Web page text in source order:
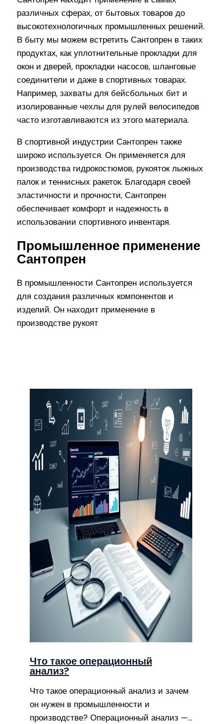
различных сферах, от бытовых товаров до
высокотехнологичных промышленных решений.
В быту мы можем встретить Сантопрен в таких
продуктах, как уплотнительные прокладки для
окон и дверей, прокладки насосов, шланговые
соединители и даже в спортивных товарах.
Например, захваты для бейсбольных бит и
изолированные чехлы для рулей велосипедов
часто изготавливаются из этого материала.
В спортивной индустрии Сантопрен также
широко используется. Он применяется для
производства гидрокостюмов, рукояток лыжных
палок и теннисных ракеток. Благодаря своей
эластичности и прочности, Сантопрен
обеспечивает комфорт и надежность в
использовании спортивного инвентаря.
Промышленное применение
Сантопрен
В промышленности Сантопрен используется
для создания различных компонентов и
изделий. Он находит применение в
производстве рукоят
Что такое операционный
анализ?
Что такое операционный анализ и зачем
он нужен в промышленности и
производстве? Операционный анализ —…